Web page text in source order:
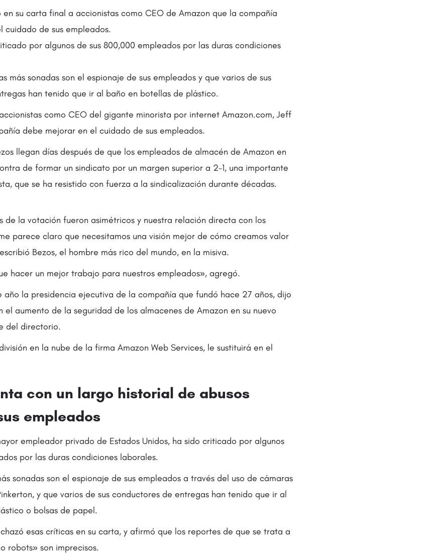
en su carta final a accionistas como CEO de Amazon que la compañía
cuidado de sus empleados.
por algunos de sus 800,000 empleados por las duras condiciones
más sonadas son el espionaje de sus empleados y que varios de sus
han tenido que ir al baño en botellas de plástico.
como CEO del gigante minorista por internet Amazon.com, Jeff
debe mejorar en el cuidado de sus empleados.
llegan días después de que los empleados de almacén de Amazon en
de formar un sindicato por un margen superior a 2-1, una importante
que se ha resistido con fuerza a la sindicalización durante décadas.
de la votación fueron asimétricos y nuestra relación directa con los
parece claro que necesitamos una visión mejor de cómo creamos valor
Bezos, el hombre más rico del mundo, en la misiva.
hacer un mejor trabajo para nuestros empleados», agregó.
año la presidencia ejecutiva de la compañía que fundó hace 27 años, dijo
aumento de la seguridad de los almacenes de Amazon en su nuevo
del directorio.
en la nube de la firma Amazon Web Services, le sustituirá en el
con un largo historial de abusos
empleados
empleador privado de Estados Unidos, ha sido criticado por algunos
por las duras condiciones laborales.
sonadas son el espionaje de sus empleados a través del uso de cámaras
y que varios de sus conductores de entregas han tenido que ir al
o bolsas de papel.
esas críticas en su carta, y afirmó que los reportes de que se trata a
robots» son imprecisos.